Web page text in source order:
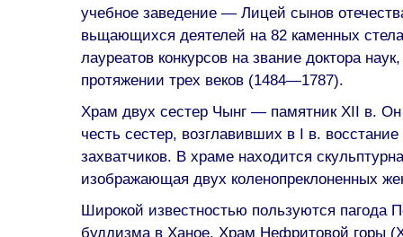
учебное заведение — Лицей сынов
вьщающихся деятелей на 82 каменных
лауреатов конкурсов на звание доктора
протяжении трех веков (1484—1787).
Храм двух сестер Чынг — памятник XII в.
честь сестер, возглавивших в I в.
захватчиков. В храме находится
изображающая двух коленопреклоненных
Широкой известностью пользуются пагода
буддизма в Ханое, Храм Нефритовой горы